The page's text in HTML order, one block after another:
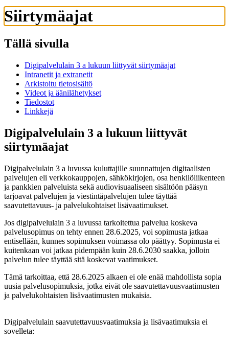
Siirtymäajat
Tällä sivulla
Digipalvelulain 3 a lukuun liittyvät siirtymäajat
Intranetit ja extranetit
Arkistoitu tietosisältö
Videot ja äänilähetykset
Tiedostot
Linkkejä
Digipalvelulain 3 a lukuun liittyvät
siirtymäajat
Digipalvelulain 3 a luvussa kuluttajille suunnattujen digitaalisten
palvelujen eli verkkokauppojen, sähkökirjojen, osa henkilöliikenteen
ja pankkien palveluista sekä audiovisuaaliseen sisältöön pääsyn
tarjoavat palvelujen ja viestintäpalvelujen tulee täyttää
saavutettavuus- ja palvelukohtaiset lisävaatimukset.
Jos digipalvelulain 3 a luvussa tarkoitettua palvelua koskeva
palvelusopimus on tehty ennen 28.6.2025, voi sopimusta jatkaa
entisellään, kunnes sopimuksen voimassa olo päättyy. Sopimusta ei
kuitenkaan voi jatkaa pidempään kuin 28.6.2030 saakka, jolloin
palvelun tulee täyttää sitä koskevat vaatimukset.
Tämä tarkoittaa, että 28.6.2025 alkaen ei ole enää mahdollista sopia
uusia palvelusopimuksia, jotka eivät ole saavutettavuusvaatimusten
ja palvelukohtaisten lisävaatimusten mukaisia.
Digipalvelulain saavutettavuusvaatimuksia ja lisävaatimuksia ei
sovelleta: